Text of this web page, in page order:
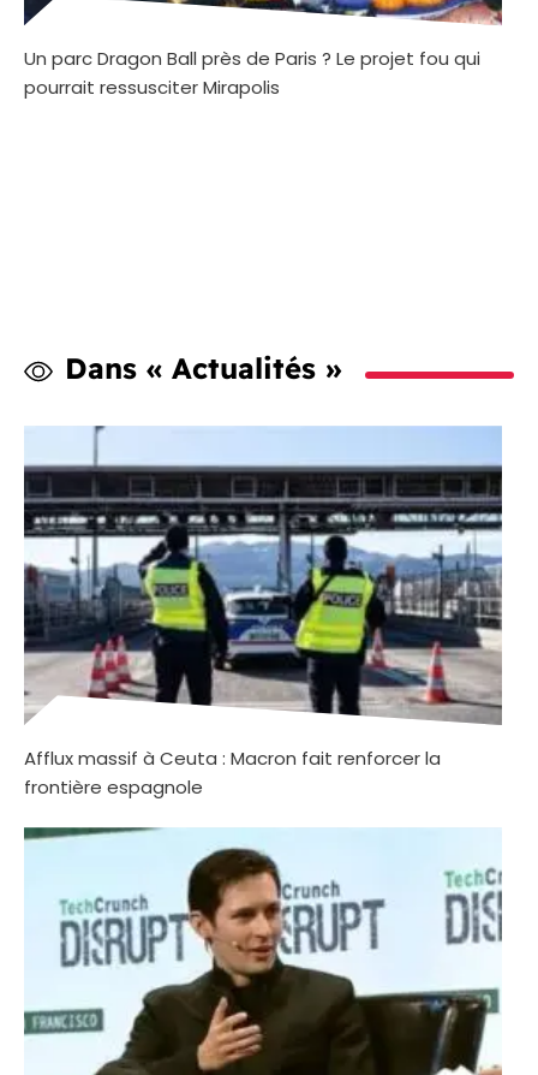
Un parc Dragon Ball près de Paris ? Le projet fou qui
pourrait ressusciter Mirapolis
Dans « Actualités »
Afflux massif à Ceuta : Macron fait renforcer la
frontière espagnole